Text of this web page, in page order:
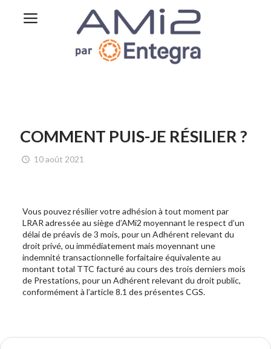
COMMENT PUIS-JE RÉSILIER ?
10 août 2021
Vous pouvez résilier votre adhésion à tout moment par
LRAR adressée au siège d’AMi2 moyennant le respect d’un
délai de préavis de 3 mois, pour un Adhérent relevant du
droit privé, ou immédiatement mais moyennant une
indemnité transactionnelle forfaitaire équivalente au
montant total TTC facturé au cours des trois derniers mois
de Prestations, pour un Adhérent relevant du droit public,
conformément à l’article 8.1 des présentes CGS.